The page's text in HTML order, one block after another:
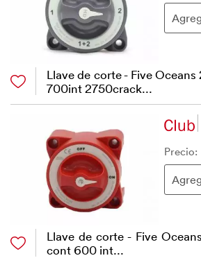
Llave de corte - Five
700int 2750crack...
Precio:
Llave de corte - Five
cont 600 int...